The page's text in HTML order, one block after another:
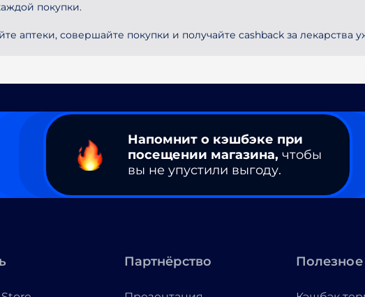
покупки.
аптеки, совершайте покупки и получайте cashback за лекарства
Напомнит о кэшбэке при
посещении магазина, чтобы
вы не упустили выгоду.
Партнёрство Полезное